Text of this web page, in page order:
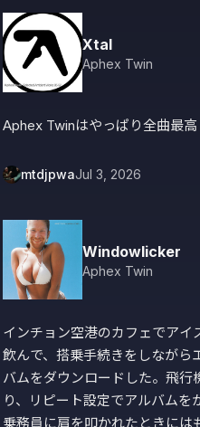
Xtal
Aphex Twin
Aphex Twinはやっぱり全曲最高
mtdjpwaJul 3, 2026
Windowlicker
Aphex Twin
インチョン空港のカフェでアイ
飲んで、搭乗手続きをしながら
バムをダウンロードした。飛
り、リピート設定でアルバムを
乗務員に肩を叩かれたときには